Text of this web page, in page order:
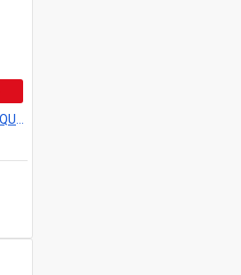
PUMA SOFTRIDE FREQUENCE